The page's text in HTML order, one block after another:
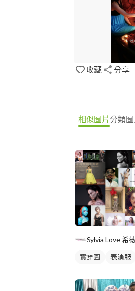
收藏 分享
相似圖片分類圖
實穿圖 表演服